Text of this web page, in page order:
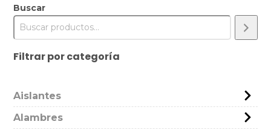
Buscar
Filtrar por categoría
Aislantes
Alambres